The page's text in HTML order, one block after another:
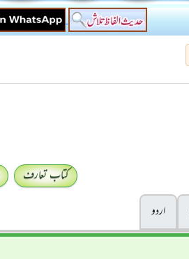
کتاب تعارف
اردو